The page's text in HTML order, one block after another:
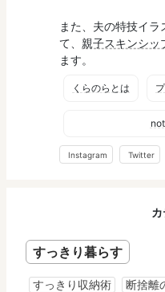
また、夫の特技イ
て、 親子スキンシッ
ます。
くらのらとは
Instagram Twitter
すっきり暮らす
すっきり収納術 断捨離